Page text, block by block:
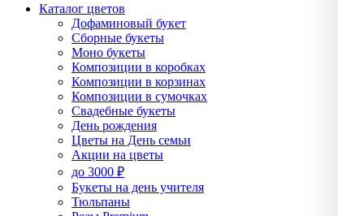
Каталог цветов
Дофаминовый букет
Сборные букеты
Моно букеты
Композиции в коробках
Композиции в корзинах
Композиции в сумочках
Свадебные букеты
День рождения
Цветы на День семьи
Акции на цветы
до 3000 ₽
Букеты на день учителя
Тюльпаны